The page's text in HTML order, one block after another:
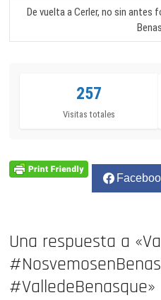
De vuelta a Cerler, no sin antes
257
Visitas totales
Una respuesta a
#ValledeBenasque»